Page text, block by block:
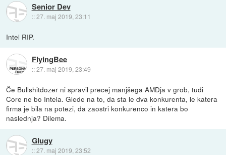
Senior Dev
::27. maj 2019, 23:11
Intel RIP.
FlyingBee
::27. maj 2019, 23:49
Če Bullshitdozer ni spravil precej manjšega AMDja v grob, tudi
Core ne bo Intela. Glede na to, da sta le dva konkurenta, le katera
firma je bila na potezi, da zaostri konkurenco in katera bo
naslednja? Dilema.
Glugy
::27. maj 2019, 23:52